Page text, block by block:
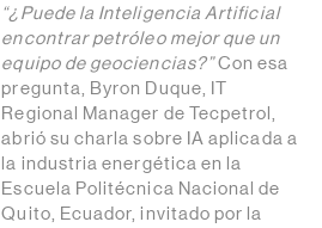
“¿Puede la Inteligencia Artificial
encontrar petróleo mejor que un
equipo de geociencias?”Con esa
pregunta, Byron Duque, IT
Regional Manager de Tecpetrol,
abrió su charla sobre IA aplicada a
la industria energética en la
Escuela Politécnica Nacional de
Quito, Ecuador, invitado por la